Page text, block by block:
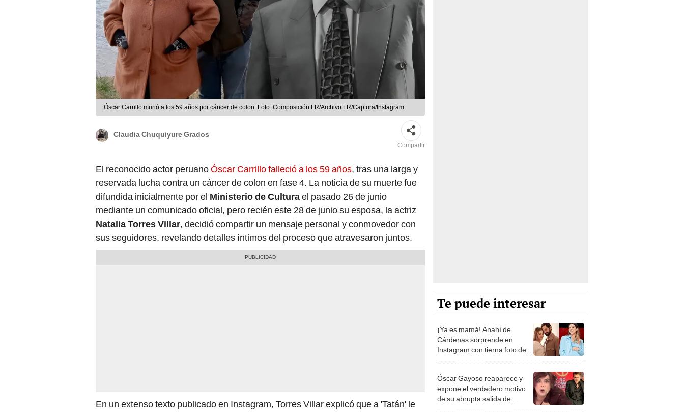
Óscar Carrillo murió a los 59 años por cáncer de colon. Foto: Composición LR/Archivo LR/Captura/Instagram
Claudia Chuquiyure Grados
Compartir
El reconocido actor peruanoÓscar Carrillo falleció a los 59 años, tras una larga y
reservada lucha contra un cáncer de colon en fase 4. La noticia de su muerte fue
difundida inicialmente por el Ministerio de Culturael pasado 26 de junio
mediante un comunicado oficial, pero recién este 28 de junio su esposa, la actriz
Natalia Torres Villar, decidió compartir un mensaje personal y conmovedor con
sus seguidores, revelando detalles íntimos del proceso que atravesaron juntos.
En un extenso texto publicado en Instagram, Torres Villar explicó que a 'Tatán' le
Te puede interesar
¡Ya es mamá! Anahí de
Cárdenas sorprende en
Instagram con tierna foto de
Óscar Gayoso reaparece y
expone el verdadero motivo
de su abrupta salida de